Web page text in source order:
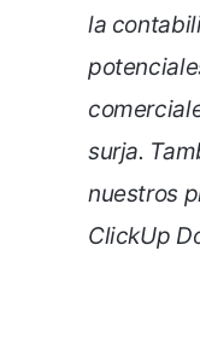
la
surja.
nuestros
ClickUp